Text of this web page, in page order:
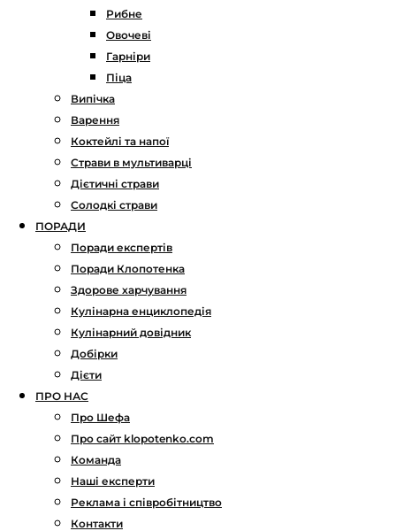
Рибне
Овочеві
Гарніри
Піца
Випічка
Варення
Коктейлі та напої
Страви в мультиварці
Дієтичні страви
Солодкі страви
ПОРАДИ
Поради експертів
Поради Клопотенка
Здорове харчування
Кулінарна енциклопедія
Кулінарний довідник
Добірки
Дієти
ПРО НАС
Про Шефа
Про сайт klopotenko.com
Команда
Наші експерти
Реклама і співробітництво
Контакти